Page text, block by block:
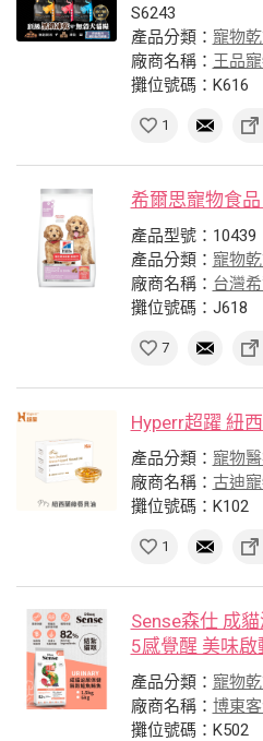
S6243
產品分類： 寵物
廠商名稱： 王品
攤位號碼：K616
1
希爾思寵物食
產品型號：10439
產品分類： 寵物
廠商名稱： 台灣
攤位號碼：J618
7
Hyperr超躍 紐
產品分類： 寵物
廠商名稱： 古迪
攤位號碼：K102
1
Sense森仕 成
5感覺醒 美味啟
產品分類： 寵物
廠商名稱： 博東
攤位號碼：K502